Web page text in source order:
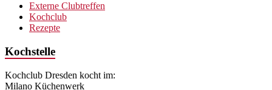
Externe Clubtreffen
Kochclub
Rezepte
Kochstelle
Kochclub Dresden kocht im:
Milano Küchenwerk